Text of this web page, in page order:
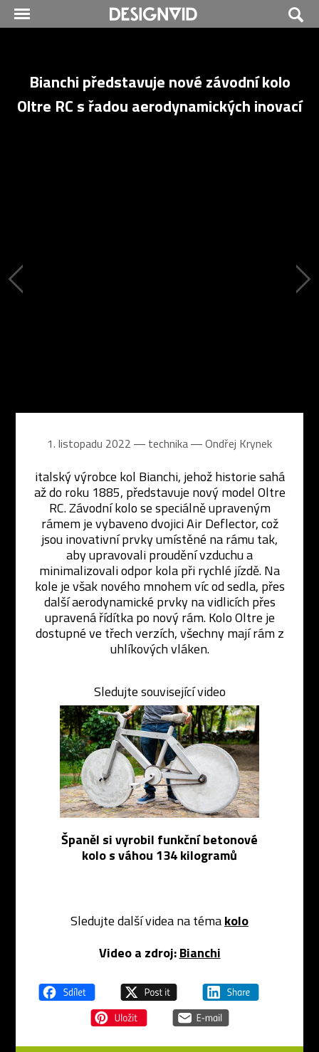
Bianchi představuje nové závodní kolo
Oltre RC s řadou aerodynamických inovací
1. listopadu 2022 ― technika ―Ondřej Krynek
italský výrobce kol Bianchi, jehož historie sahá
až do roku 1885, představuje nový model Oltre
RC. Závodní kolo se speciálně upraveným
rámem je vybaveno dvojici Air Deflector, což
jsou inovativní prvky umístěné na rámu tak,
aby upravovali proudění vzduchu a
minimalizovali odpor kola při rychlé jízdě. Na
kole je však nového mnohem víc od sedla, přes
další aerodynamické prvky na vidlicích přes
upravená řídítka po nový rám. Kolo Oltre je
dostupné ve třech verzích, všechny mají rám z
uhlíkových vláken.
Sledujte související video
Španěl si vyrobil funkční betonové
kolo s váhou 134 kilogramů
Sledujte další videa na témakolo
Video a zdroj: Bianchi